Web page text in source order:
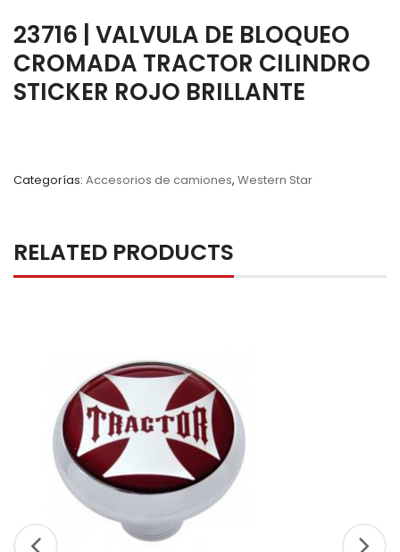
23716 | VALVULA DE BLOQUEO
CROMADA TRACTOR CILINDRO
STICKER ROJO BRILLANTE
Categorías: Accesorios de camiones, Western Star
RELATED PRODUCTS